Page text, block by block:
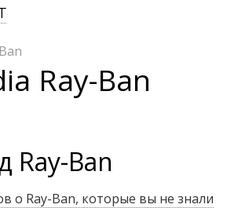
Ray-Ban
Ray-Ban
о Ray-Ban, которые вы не знали